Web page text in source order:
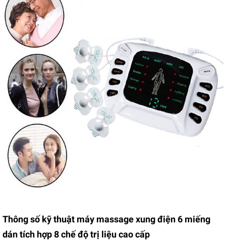
Thông số kỹ thuật máy massage xung điện 6 miếng
dán tích hợp 8 chế độ trị liệu cao cấp